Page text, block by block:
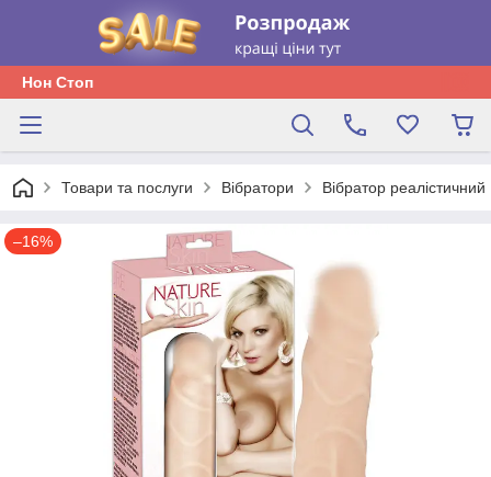
Нон Стоп
Товари та послуги Вібратори Вібратор
–16%